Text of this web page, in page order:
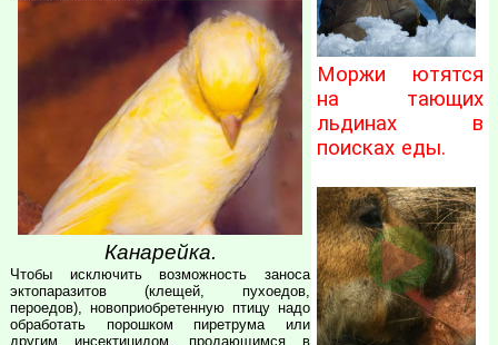
Канарейка.
Чтобы исключить возможность заноса
эктопаразитов (клещей, пухоедов,
пероедов), новоприобретенную птицу надо
обработать порошком пиретрума или
другим инсектицидом, продающимся в
Моржи ютятся
на тающих
льдинах в
поисках еды.